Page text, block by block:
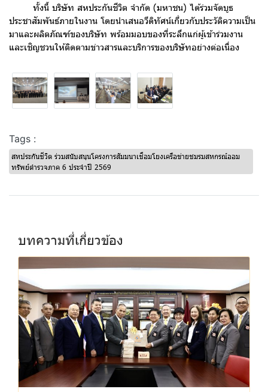
ทั้งนี้ บริษัท สหประกันชีวิต จำกัด (มหาชน) ได้ร่วมจัดบูธ
ประชาสัมพันธ์ภายในงาน โดยนำเสนอวีดิทัศน์เกี่ยวกับประวัติความเป็น
มาและผลิตภัณฑ์ของบริษัท พร้อมมอบของที่ระลึกแก่ผู้เข้าร่วมงาน
และเชิญชวนให้ติดตามข่าวสารและบริการของบริษัทอย่างต่อเนื่อง
Tags :
สหประกันชีวิต ร่วมสนับสนุนโครงการสัมมนาเชื่อมโยงเครือข่ายชมรมสหกรณ์ออม
ทรัพย์ตำรวจภาค 6 ประจำปี 2569
บทความที่เกี่ยวข้อง